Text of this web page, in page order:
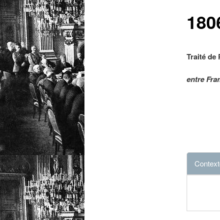
Traité de
entre